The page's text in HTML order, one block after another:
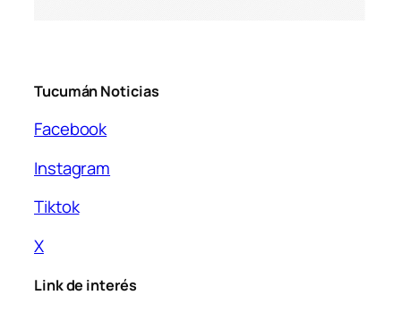
Tucumán Noticias
Facebook
Instagram
Tiktok
X
Link de interés